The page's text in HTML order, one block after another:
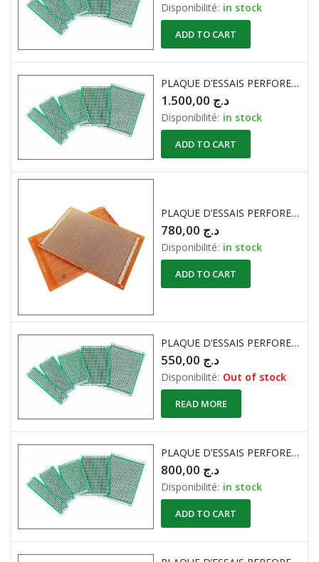
Disponibilité: in stock
ADD TO CART
PLAQUE D’ESSAIS PERFORE EPOXY SIPMLE FACE ( 210cm X 297cm )
د.ج
Disponibilité: in stock
ADD TO CART
PLAQUE D’ESSAIS PERFORE BAKELITE ( 18cm X 30cm )
د.ج
Disponibilité: in stock
ADD TO CART
PLAQUE D’ESSAIS PERFORE EPOXY DOUBLE FACE ( 15cm X 9cm )
د.ج
Disponibilité: Out of stock
READ MORE
PLAQUE D’ESSAIS PERFORE EPOXY SIPMLE FACE ( 15cm X 20cm )
د.ج
Disponibilité: in stock
ADD TO CART